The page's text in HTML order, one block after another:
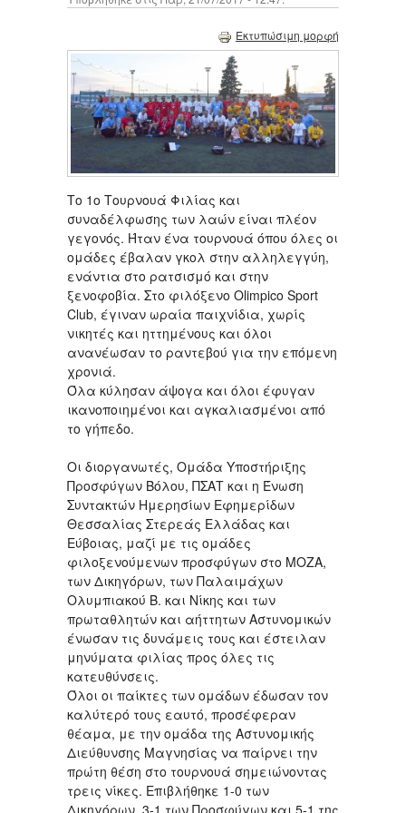
Εκτυπώσιμη μορφή
Το 1ο Τουρνουά Φιλίας και
συναδέλφωσης των λαών είναι πλέον
γεγονός. Ήταν ένα τουρνουά όπου όλες οι
ομάδες έβαλαν γκολ στην αλληλεγγύη,
ενάντια στο ρατσισμό και στην
ξενοφοβία. Στο φιλόξενο Olimpico Sport
Club, έγιναν ωραία παιχνίδια, χωρίς
νικητές και ηττημένους και όλοι
ανανέωσαν το ραντεβού για την επόμενη
χρονιά.
Όλα κύλησαν άψογα και όλοι έφυγαν
ικανοποιημένοι και αγκαλιασμένοι από
το γήπεδο.
Οι διοργανωτές, Ομάδα Υποστήριξης
Προσφύγων Βόλου, ΠΣΑΤ και η Ένωση
Συντακτών Ημερησίων Εφημερίδων
Θεσσαλίας Στερεάς Ελλάδας και
Εύβοιας, μαζί με τις ομάδες
φιλοξενούμενων προσφύγων στο ΜΟΖΑ,
των Δικηγόρων, των Παλαιμάχων
Ολυμπιακού Β. και Νίκης και των
πρωταθλητών και αήττητων Αστυνομικών
ένωσαν τις δυνάμεις τους και έστειλαν
μηνύματα φιλίας προς όλες τις
κατευθύνσεις.
Όλοι οι παίκτες των ομάδων έδωσαν τον
καλύτερό τους εαυτό, προσέφεραν
θέαμα, με την ομάδα της Αστυνομικής
Διεύθυνσης Μαγνησίας να παίρνει την
πρώτη θέση στο τουρνουά σημειώνοντας
τρεις νίκες. Επιβλήθηκε 1-0 των